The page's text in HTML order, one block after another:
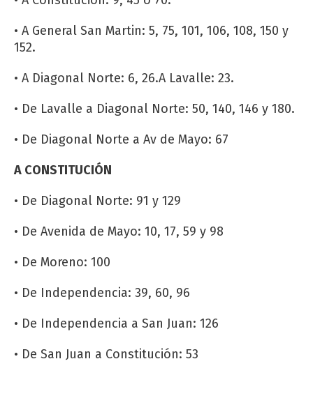
• A General San Martin: 5, 75, 101, 106, 108, 150 y
152.
• A Diagonal Norte: 6, 26.A Lavalle: 23.
• De Lavalle a Diagonal Norte: 50, 140, 146 y 180.
• De Diagonal Norte a Av de Mayo: 67
A CONSTITUCIÓN
• De Diagonal Norte: 91 y 129
• De Avenida de Mayo: 10, 17, 59 y 98
• De Moreno: 100
• De Independencia: 39, 60, 96
• De Independencia a San Juan: 126
• De San Juan a Constitución: 53